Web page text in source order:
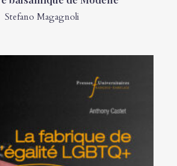
Stefano Magagnoli